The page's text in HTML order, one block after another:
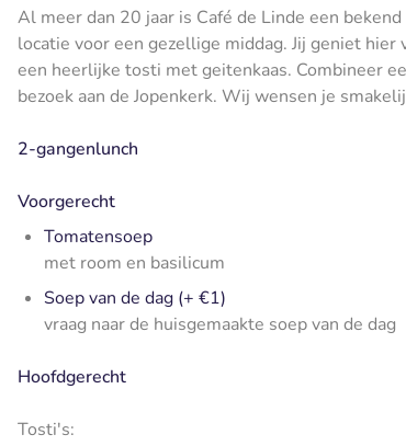
Al meer dan 20 jaar is Café de Linde een
locatie voor een gezellige middag. Jij geniet
een heerlijke tosti met geitenkaas. Combineer
bezoek aan de Jopenkerk. Wij wensen je
2-gangenlunch
Voorgerecht
Tomatensoep
met room en basilicum
Soep van de dag (+ €1)
vraag naar de huisgemaakte soep van de dag
Hoofdgerecht
Tosti's: